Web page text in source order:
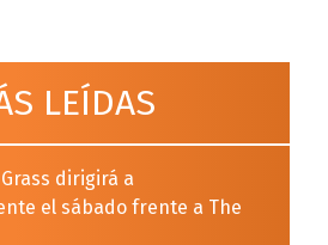
LEÍDAS
dirigirá a
el sábado frente a The